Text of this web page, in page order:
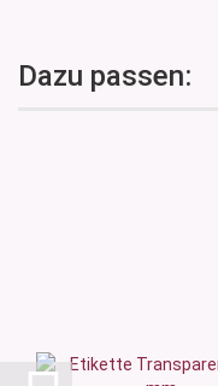
Dazu passen: